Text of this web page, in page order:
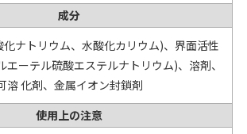
成分
化ナトリウム、水酸化カリウム)、界面活性
ーテル硫酸エステルナトリウム)、溶剤、
溶 化剤、金属イオン封鎖剤
使用上の注意